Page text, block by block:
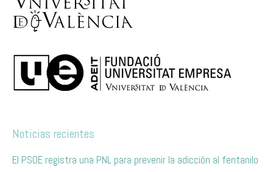
Noticias recientes
El PSOE registra una PNL para prevenir la adicción al fentanilo